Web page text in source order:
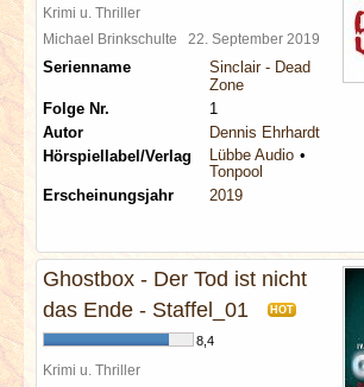
Krimi u. Thriller
Michael Brinkschulte 22. September 2019
Serienname
Sinclair - Dead
Zone
Folge Nr.
1
Autor
Dennis Ehrhardt
Hörspiellabel/Verlag
Lübbe Audio
Tonpool
Erscheinungsjahr
2019
Ghostbox - Der Tod ist nicht
das Ende - Staffel_01
HOT
8,4
Krimi u. Thriller